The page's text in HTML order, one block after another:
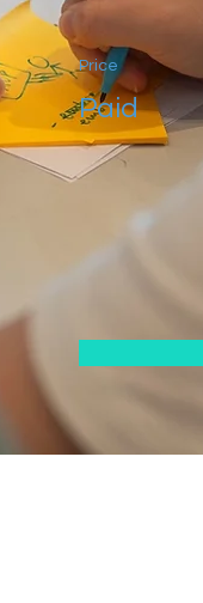
Price
Paid